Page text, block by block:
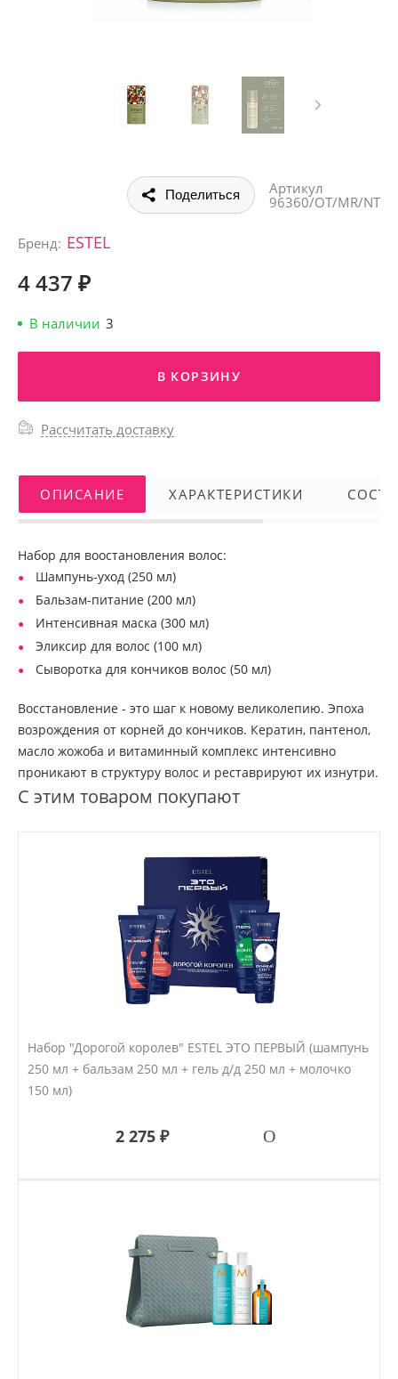
Поделиться
Артикул
96360/OT/MR/NT
Бренд: ESTEL
4 437 ₽
В наличии 3
В КОРЗИНУ
Рассчитать доставку
ОПИСАНИЕ ХАРАКТЕРИСТИКИ
Набор для воостановления волос:
Шампунь-уход (250 мл)
Бальзам-питание (200 мл)
Интенсивная маска (300 мл)
Эликсир для волос (100 мл)
Сыворотка для кончиков волос (50 мл)
Восстановление - это шаг к новому великолепию. Эпоха
возрождения от корней до кончиков. Кератин, пантенол,
масло жожоба и витаминный комплекс интенсивно
проникают в структуру волос и реставрируют их изнутри.
С этим товаром покупают
Набор "Дорогой королев" ESTEL ЭТО ПЕРВЫЙ (шампунь
250 мл + бальзам 250 мл + гель д/д 250 мл + молочко
150 мл)
2 275 ₽